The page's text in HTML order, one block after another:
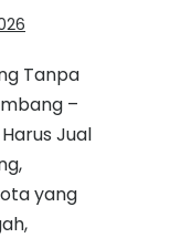
Tanpa
–
Jual
yang